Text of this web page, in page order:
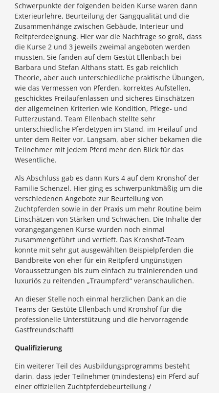
Schwerpunkte der folgenden beiden Kurse waren dann
Exterieurlehre, Beurteilung der Gangqualität und die
Zusammenhänge zwischen Gebäude, Interieur und
Reitpferdeeignung. Hier war die Nachfrage so groß, dass
die Kurse 2 und 3 jeweils zweimal angeboten werden
mussten. Sie fanden auf dem Gestüt Ellenbach bei
Barbara und Stefan Althans statt. Es gab reichlich
Theorie, aber auch unterschiedliche praktische Übungen,
wie das Vermessen von Pferden, korrektes Aufstellen,
geschicktes Freilaufenlassen und sicheres Einschätzen
der allgemeinen Kriterien wie Kondition, Pflege- und
Futterzustand. Team Ellenbach stellte sehr
unterschiedliche Pferdetypen im Stand, im Freilauf und
unter dem Reiter vor. Langsam, aber sicher bekamen die
Teilnehmer mit jedem Pferd mehr den Blick für das
Wesentliche.
Als Abschluss gab es dann Kurs 4 auf dem Kronshof der
Familie Schenzel. Hier ging es schwerpunktmäßig um die
verschiedenen Angebote zur Beurteilung von
Zuchtpferden sowie in der Praxis um mehr Routine beim
Einschätzen von Stärken und Schwächen. Die Inhalte der
vorangegangenen Kurse wurden noch einmal
zusammengeführt und vertieft. Das Kronshof-Team
konnte mit sehr gut ausgewählten Beispielpferden die
Bandbreite von eher für ein Reitpferd ungünstigen
Voraussetzungen bis zum einfach zu trainierenden und
luxuriös zu reitenden „Traumpferd“ veranschaulichen.
An dieser Stelle noch einmal herzlichen Dank an die
Teams der Gestüte Ellenbach und Kronshof für die
professionelle Unterstützung und die hervorragende
Gastfreundschaft!
Qualifizierung
Ein weiterer Teil des Ausbildungsprogramms besteht
darin, dass jeder Teilnehmer (mindestens) ein Pferd auf
einer offiziellen Zuchtpferdebeurteilung /